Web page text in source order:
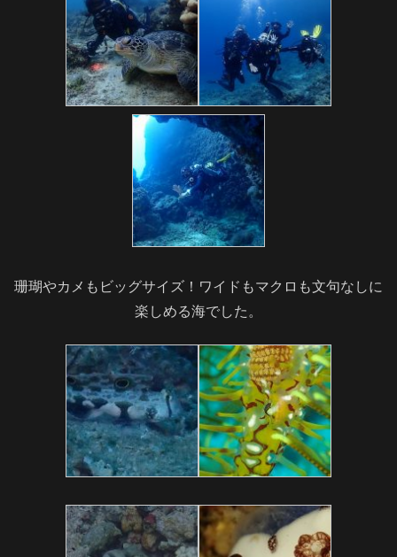
珊瑚やカメもビッグサイズ！ワイドもマクロも文句なしに
楽しめる海でした。